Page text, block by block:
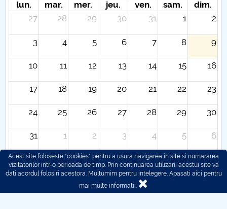
lun. mar. mer. jeu. ven. sam.
dim.
27
28 29 30 31 1 2
3 4 5 6 7 8 9
10 11 12 13 14 15 16
17 18 19 20 21 22 23
24 25 26 27 28 29 30
31 1 2 3 4 5 6
Acest site foloseste "cookies" pentru a usura navigarea in site si numararea
vizitatorilor intr-o perioada de timp. Prin continuarea utilizarii acestui site va
dati acordul folosiri acestora. Multumim pentru intelegere. Apasati aici pentru
mai multe informatii.